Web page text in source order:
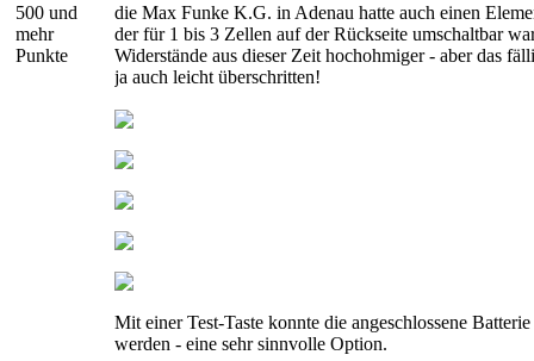
500 und
mehr
Punkte
die Max Funke K.G. in Adenau hatte auch einen
der für 1 bis 3 Zellen auf der Rückseite umschaltbar
Widerstände aus dieser Zeit hochohmiger - aber das
ja auch leicht überschritten!
Mit einer Test-Taste konnte die angeschlossene
werden - eine sehr sinnvolle Option.